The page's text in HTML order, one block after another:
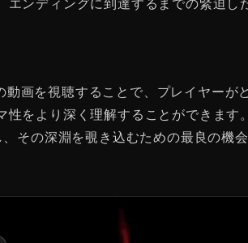
ンディングに到達するまでの緊迫し
画を視聴することで、プレイヤーが
をより深く理解することができます
その深淵を覗き込むための最良の機